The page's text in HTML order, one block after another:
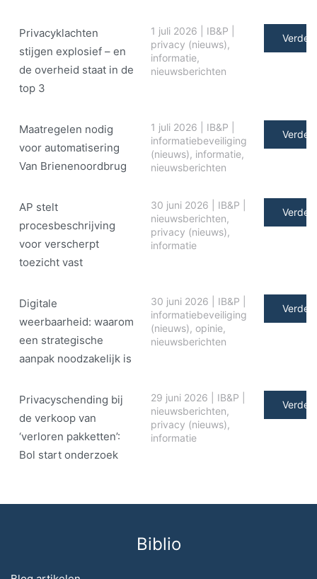
Privacyklachten
stijgen explosief – en
de overheid staat in de
top 3
1 juli 2026 IB&P
privacy (nieuws),
informatie,
nieuwsberichten
Verder
Maatregelen nodig
voor automatisering
Van Brienenoordbrug
1 juli 2026 IB&P
informatiebeveiliging
(nieuws), informatie,
nieuwsberichten
Verder
AP stelt
procesbeschrijving
voor verscherpt
toezicht vast
30 juni 2026 IB&P
nieuwsberichten,
privacy (nieuws),
informatie
Verder
Digitale
weerbaarheid: waarom
een strategische
aanpak noodzakelijk is
30 juni 2026 IB&P
informatiebeveiliging
(nieuws), opinie,
nieuwsberichten
Verder
Privacyschending bij
de verkoop van
‘verloren pakketten’:
Bol start onderzoek
29 juni 2026 IB&P
nieuwsberichten,
privacy (nieuws),
informatie
Verder
Biblio